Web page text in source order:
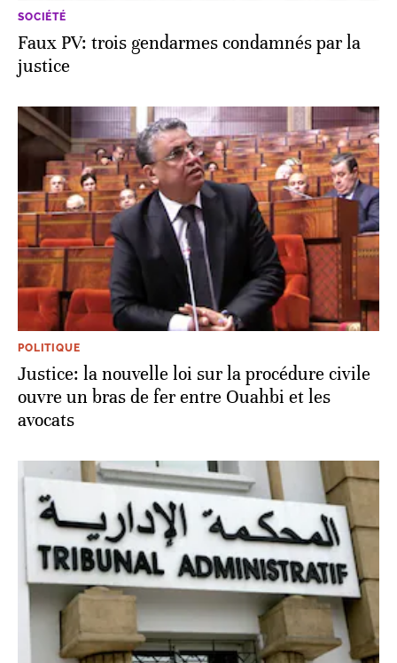
SOCIÉTÉ
Faux PV: trois gendarmes condamnés par la
justice
POLITIQUE
Justice: la nouvelle loi sur la procédure civile
ouvre un bras de fer entre Ouahbi et les
avocats